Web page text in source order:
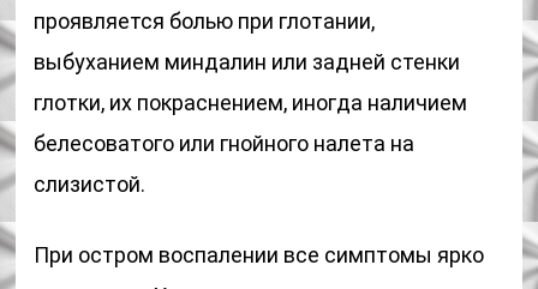
проявляется болью при глотании,
выбуханием миндалин или задней стенки
глотки, их покраснением, иногда наличием
белесоватого или гнойного налета на
слизистой.
При остром воспалении все симптомы ярко